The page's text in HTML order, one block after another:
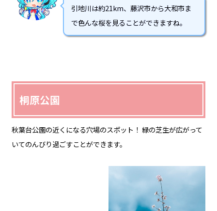
引地川は約21km、藤沢市から大和市ま
で色んな桜を見ることができますね。
桐原公園
秋葉台公園の近くになる穴場のスポット！ 緑の芝生が広がって
いてのんびり過ごすことができます。